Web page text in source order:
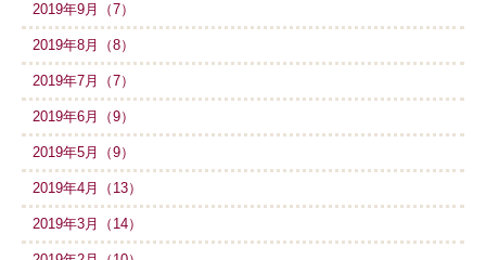
2019年9月（7）
2019年8月（8）
2019年7月（7）
2019年6月（9）
2019年5月（9）
2019年4月（13）
2019年3月（14）